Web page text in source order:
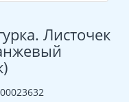
Листочек